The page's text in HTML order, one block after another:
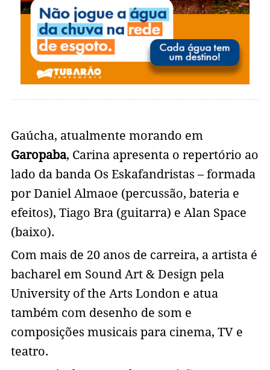
Gaúcha, atualmente morando em
Garopaba, Carina apresenta o repertório ao
lado da banda Os Eskafandristas – formada
por Daniel Almaoe (percussão, bateria e
efeitos), Tiago Bra (guitarra) e Alan Space
(baixo).
Com mais de 20 anos de carreira, a artista é
bacharel em Sound Art & Design pela
University of the Arts London e atua
também com desenho de som e
composições musicais para cinema, TV e
teatro.